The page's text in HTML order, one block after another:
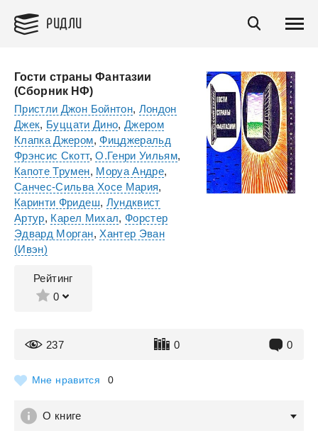
РИДЛИ
Гости страны Фантазии
(Сборник НФ)
Пристли Джон Бойнтон, Лондон
Джек, Буццати Дино,Джером
Клапка Джером,Фицджеральд
Фрэнсис Скотт,О.Генри Уильям,
Капоте Трумен, Моруа Андре,
Санчес-Сильва Хосе Мария,
Каринти Фридеш, Лундквист
Артур, Карел Михал,Форстер
Эдвард Морган, Хантер Эван
(Ивэн)
Рейтинг
0
237 0 0
Мне нравится 0
О книге